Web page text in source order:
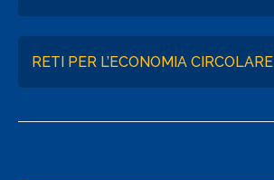
RETI PER L’ECONOMIA CIRCOLARE